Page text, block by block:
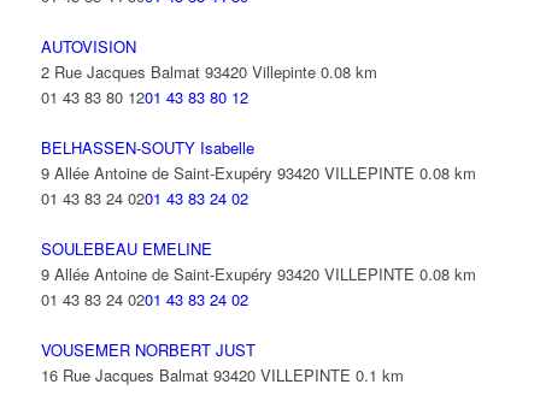
AUTOVISION
2 Rue Jacques Balmat 93420 Villepinte 0.08 km
01 43 83 80 1201 43 83 80 12
BELHASSEN-SOUTY Isabelle
9 Allée Antoine de Saint-Exupéry 93420 VILLEPINTE 0.08 km
01 43 83 24 0201 43 83 24 02
SOULEBEAU EMELINE
9 Allée Antoine de Saint-Exupéry 93420 VILLEPINTE 0.08 km
01 43 83 24 0201 43 83 24 02
VOUSEMER NORBERT JUST
16 Rue Jacques Balmat 93420 VILLEPINTE 0.1 km